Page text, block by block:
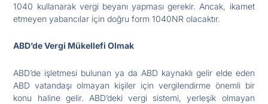
1040 kullanarak vergi beyanı yapması gerekir. Ancak, ikamet
etmeyen yabancılar için doğru form 1040NR olacaktır.
ABD’de Vergi Mükellefi Olmak
ABD’de işletmesi bulunan ya da ABD kaynaklı gelir elde eden
ABD vatandaşı olmayan kişiler için vergilendirme önemli bir
konu haline gelir. ABD’deki vergi sistemi, yerleşik olmayan